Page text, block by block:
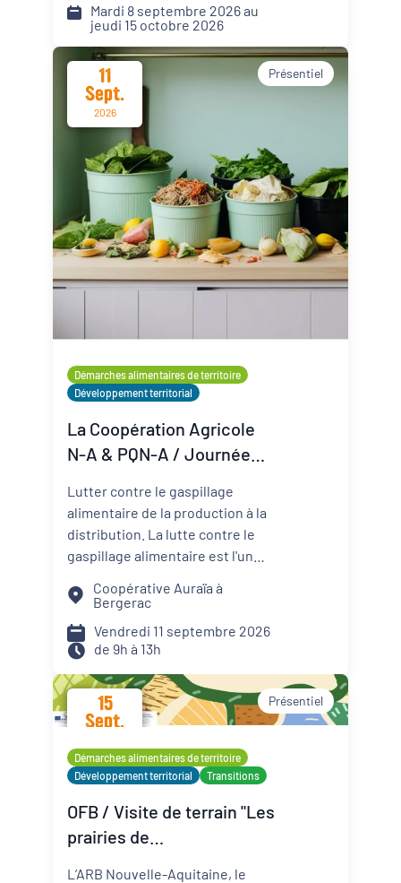
Mardi 8 septembre 2026 au
jeudi 15 octobre 2026
11
Sept.
2026
Présentiel
Démarches alimentaires de territoire
Développement territorial
La Coopération Agricole
N-A & PQN-A / Journée
contre le gaspillage
alimentaire
Lutter contre le gaspillage
alimentaire de la production à la
distribution. La lutte contre le
gaspillage alimentaire est l'un
les projets alimentaires
sensibilisation des convives, la
formation des agents de
restauration, la valorisation des
surplus avec les acteurs de la
solidarité. Sur les territoires, les
coopératives agricoles et leurs
partenaires agissent aussi pour
valoriser les productions
agricoles. Planification de la
débouchés solidaires,
Coopérative Auraïa à
Bergerac
Vendredi 11 septembre 2026
de 9h à 13h
15
Sept.
Présentiel
Démarches alimentaires de territoire
Développement territorial
Transitions
OFB / Visite de terrain "Les
prairies de
L’ARB Nouvelle-Aquitaine, le